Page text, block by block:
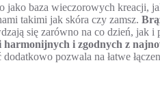
jako baza wieczorowych kreacji,
takimi jak skóra czy zamsz.
się zarówno na co dzień, jak
i zgodnych z
pozwala na łatwe